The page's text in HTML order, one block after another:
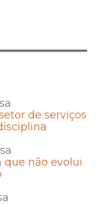
de serviços
que não evolui